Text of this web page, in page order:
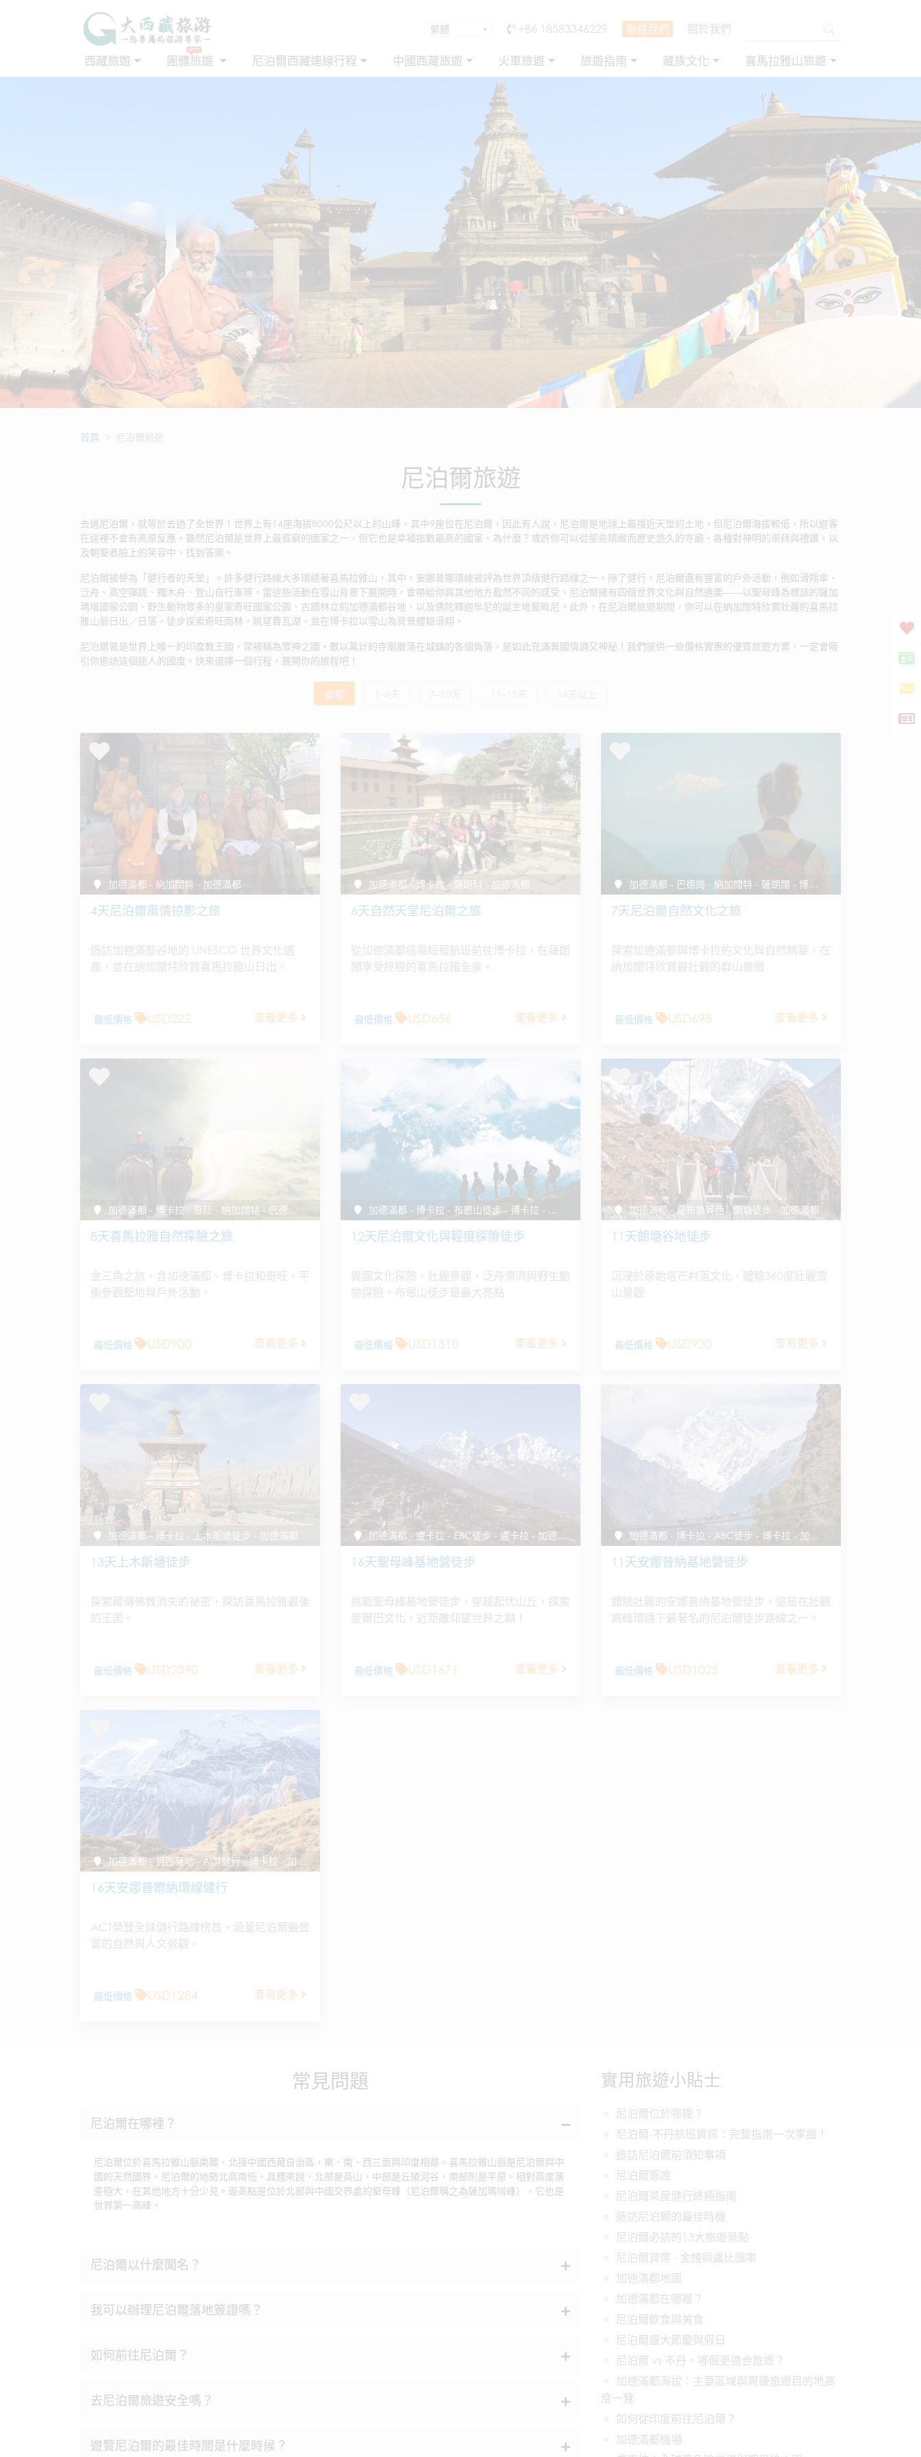
+86 18583346229 聯絡我們 關於我們
西藏旅遊 團體旅遊 尼泊爾西藏連線行程 中國西藏旅遊 火車旅遊 旅遊指南 藏族文化 喜馬拉雅山旅遊
首頁 尼泊爾旅遊
尼泊爾旅遊
去過尼泊爾，就等於去過了全世界！世界上有14座海拔8000公尺以上的山峰，其中9座位在尼泊爾，因此有人說，尼泊爾是地球上最接近天堂的土地。但尼泊爾海拔較低，所以遊客
在這裡不會有高原反應。雖然尼泊爾是世界上最貧窮的國家之一，但它也是幸福指數最高的國家。為什麼？或許你可以從那些精緻而歷史悠久的寺廟、各種對神明的崇拜與禮讚，以
及朝聖者臉上的笑容中，找到答案。
尼泊爾被譽為「健行者的天堂」。許多健行路線大多環繞著喜馬拉雅山，其中，安娜普娜環線被評為世界頂級健行路線之一。除了健行，尼泊爾還有豐富的戶外活動，例如滑翔傘、
泛舟、高空彈跳、獨木舟、登山自行車等。當這些活動在雪山背景下展開時，會帶給你與其他地方截然不同的感受。尼泊爾擁有四個世界文化與自然遺產——以聖母峰為標誌的薩加
瑪塔國家公園、野生動物眾多的皇家奇旺國家公園、古蹟林立的加德滿都谷地，以及佛陀釋迦牟尼的誕生地藍毗尼。此外，在尼泊爾旅遊期間，你可以在納加闊特欣賞壯麗的喜馬拉
雅山脈日出／日落，徒步探索奇旺雨林，眺望費瓦湖，並在博卡拉以雪山為背景體驗滑翔。
尼泊爾曾是世界上唯一的印度教王國，常被稱為眾神之國。數以萬計的寺廟散落在城鎮的各個角落，是如此充滿異國情調又神秘！我們提供一些價格實惠的優質旅遊方案，一定會吸
引你造訪這個迷人的國度。快來選擇一個行程，展開你的旅程吧！
全部
加德滿都 - 納加闊特 - 加德滿都
4天尼泊爾風情掠影之旅
造訪加德滿都谷地的 UNESCO 世界文化遺
產，並在納加闊特欣賞喜馬拉雅山日出。
最低價格 USD222 查看更多
加德滿都 - 博卡拉 - 薩朗科 - 加德滿都
6天自然天堂尼泊爾之旅
從加德滿都搭乘短程航班前往博卡拉，在薩朗
闊享受終極的喜馬拉雅全景。
最低價格 USD656 查看更多
加德滿都 - 巴德崗 - 納加闊特 - 薩朗闊 - 博卡拉 - 加德滿都
7天尼泊爾自然文化之旅
探索加德滿都與博卡拉的文化與自然精華，在
納加闊特欣賞最壯觀的群山景緻
最低價格 USD698 查看更多
加德滿都 - 博卡拉 - 奇旺 - 納加闊特 - 巴德崗 - 加德滿都
8天喜馬拉雅自然探險之旅
金三角之旅，含加德滿都、博卡拉和奇旺。平
衡參觀聖地與戶外活動。
最低價格 USD900 查看更多
加德滿都 - 博卡拉 - 布恩山徒步 - 博卡拉 - 奇旺 - 加德滿都
12天尼泊爾文化與輕度探險徒步
異國文化探險、壯麗景觀、泛舟漂流與野生動
物探險。布恩山徒步是最大亮點
最低價格 USD1310 查看更多
加德滿都 - 夏布魯貝西 - 朗塘徒步 - 加德滿都
11天朗塘谷地徒步
沉浸於原始塔芒村落文化，體驗360度壯麗雪
山景觀
最低價格 USD930 查看更多
加德滿都 - 博卡拉 - 上木斯塘徒步 - 加德滿都
13天上木斯塘徒步
探索藏傳佛教消失的祕密，探訪喜馬拉雅最後
的王国。
最低價格 USD2390 查看更多
加德滿都 - 盧卡拉 - EBC徒步 - 盧卡拉 - 加德滿都
16天聖母峰基地營徒步
挑戰聖母峰基地營徒步，穿越起伏山丘，探索
夏爾巴文化，近距離仰望世界之巔！
最低價格 USD1671 查看更多
加德滿都 - 博卡拉 - ABC徒步 - 博卡拉 - 加德滿都
11天安娜普納基地營徒步
體驗壯麗的安娜普納基地營徒步，這是在壯觀
高峰環繞下最著名的尼泊爾徒步路線之一。
最低價格 USD1025 查看更多
加德滿都 - 貝西薩哈 - ACT健行 - 博卡拉 - 加德滿都
16天安娜普爾納環線健行
ACT榮登全球健行路線榜首，涵蓋尼泊爾最豐
富的自然與人文景觀。
最低價格 USD1284 查看更多
常見問題
尼泊爾在哪裡？
尼泊爾位於喜馬拉雅山脈南麓，北接中國西藏自治區，東、南、西三面與印度相鄰。喜馬拉雅山脈是尼泊爾與中
國的天然國界。尼泊爾的地勢北高南低。具體來說，北部是高山，中部是丘陵河谷，南部則是平原。相對高度落
差極大，在其他地方十分少見。最高點是位於北部與中國交界處的聖母峰（尼泊爾稱之為薩加瑪塔峰），它也是
世界第一高峰。
尼泊爾以什麼聞名？
我可以辦理尼泊爾落地簽證嗎？
如何前往尼泊爾？
去尼泊爾旅遊安全嗎？
遊覽尼泊爾的最佳時間是什麼時候？
實用旅遊小貼士
尼泊爾位於哪裡？
尼泊爾-不丹航班資訊：完整指南一次掌握！
造訪尼泊爾前須知事項
尼泊爾簽證
尼泊爾茶屋健行終極指南
造訪尼泊爾的最佳時機
尼泊爾必訪的13大旅遊景點
尼泊爾貨幣 - 金錢與盧比匯率
加德滿都地圖
加德滿都在哪裡？
尼泊爾飲食與美食
尼泊爾盛大節慶與假日
尼泊爾 vs 不丹，哪個更適合旅遊？
加德滿都海拔：主要區域與周邊旅遊目的地高
度一覽
如何從印度前往尼泊爾？
加德滿都機場